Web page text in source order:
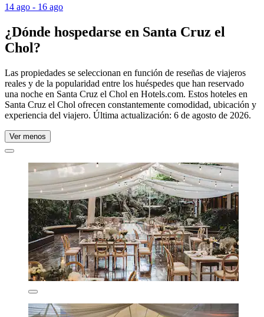
14 ago - 16 ago
¿Dónde hospedarse en Santa Cruz el
Chol?
Las propiedades se seleccionan en función de reseñas de viajeros
reales y de la popularidad entre los huéspedes que han reservado
una noche en Santa Cruz el Chol en Hotels.com. Estos hoteles en
Santa Cruz el Chol ofrecen constantemente comodidad, ubicación y
experiencia del viajero. Última actualización: 6 de agosto de 2026.
Ver menos